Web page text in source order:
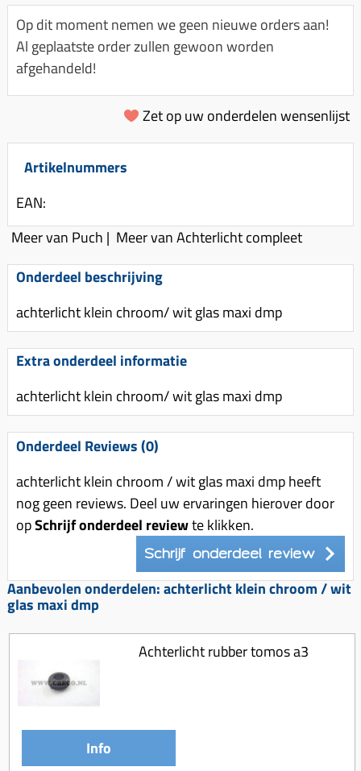
Spanningsregelaar
Toerenbegrenzer
Remlichtschakelaar
Luchtfilter (delen)
Luchtfilter deksel
Motor blokken
Membraan (delen)
Pakking (sets)
Schakel (delen)
Sproeiers
Spruitstuk (delen)
Uitlaten compleet
Uitlaat (delen)
Uitlaat bocht
Radiateur (delen)
Waterpomp (delen)
V-snaren
Variorolsets
Pulley
Variokit
Voor tandwielen
Origineel zuigers
Tomos opvoeren (kits)
Koppeling compleet
Koppeling trekveer
Km teller kabel
Kickstart deksel
Kickstart ronsel
Schokbrekers
Spiegels
Stuurschakelaar
Stuur (delen)
Remblokken
Rem (delen)
Remgrepen en remhendels
Remhevels
Remklauw (delen)
Remschijven
Voorvork
Wiel (delen)
Standaard
Kickstart (delen)
Kinderzitje (scooter)
Olie-onderhoudsmiddelen
Oppakbeugel
Scooterhoezen
Scooter Kleding
Stickers
Stuurslot
Regenkleding
Rugsteun
Vespa accessoires
Windschermen
Accessoires overig
Gereedschap
Op dit moment nemen we geen nieuwe orders aan!
Al geplaatste order zullen gewoon worden
afgehandeld!
Zet op uw onderdelen wensenlijst
Artikelnummers
EAN:
Meer van Puch | Meer van Achterlicht compleet
Onderdeel beschrijving
achterlicht klein chroom/ wit glas maxi dmp
Extra onderdeel informatie
achterlicht klein chroom/ wit glas maxi dmp
Onderdeel Reviews (0)
achterlicht klein chroom / wit glas maxi dmp heeft
nog geen reviews. Deel uw ervaringen hierover door
opSchrijf onderdeel reviewte klikken.
Schrijf onderdeel review
Aanbevolen onderdelen: achterlicht klein chroom / wit
glas maxi dmp
Achterlicht rubber tomos a3
Info